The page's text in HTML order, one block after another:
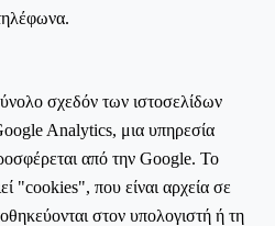
σχεδόν των ιστοσελίδων
Analytics, μια υπηρεσία
από την Google. Το
"cookies", που είναι αρχεία σε
στον υπολογιστή ή τη